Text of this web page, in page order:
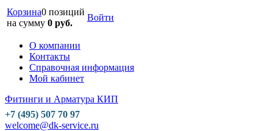
Корзина0 позиций
на сумму 0 руб.
Войти
О компании
Контакты
Справочная информация
Мой кабинет
Фитинги и Арматура КИП
+7 (495) 507 70 97
welcome@dk-service.ru